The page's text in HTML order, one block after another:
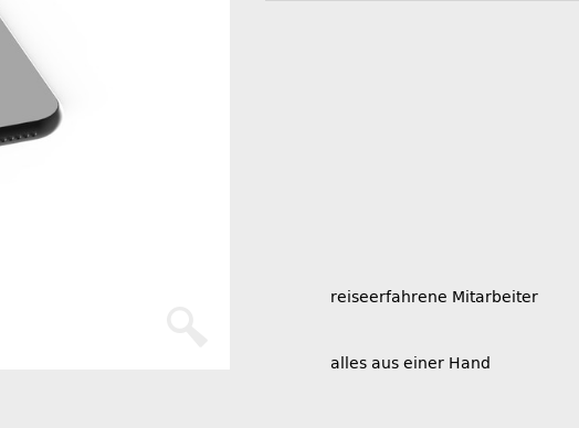
reiseerfahrene Mitarbeiter
alles aus einer Hand